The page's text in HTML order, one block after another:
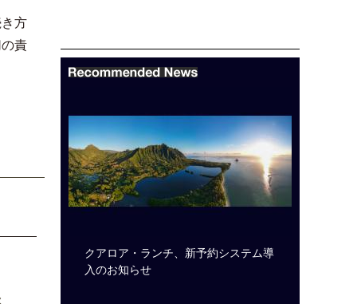
方
責
クアロア・ランチ、新予約システム導
入のお知らせ